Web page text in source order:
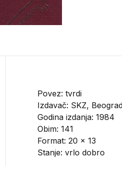
Povez: tvrdi
Izdavač: SKZ,
Godina izdanja: 1984
Obim: 141
Format: 20 x 13
Stanje: vrlo dobro